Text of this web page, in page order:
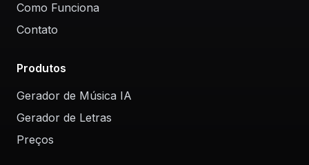
Como Funciona
Contato
Produtos
Gerador de Música IA
Gerador de Letras
Preços